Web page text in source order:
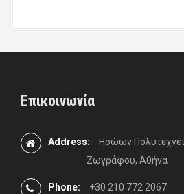
Επικοινωνία
Address:
Ηρώων
Ζωγράφου, Αθήνα
Phone: +30 210 772 2067